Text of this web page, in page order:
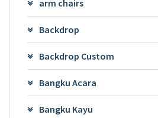
arm chairs
Backdrop
Backdrop Custom
Bangku Acara
Bangku Kayu